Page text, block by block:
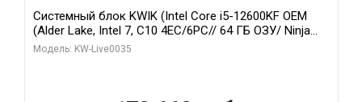
Системный блок KWIK (Intel Core i5-12600KF OEM
(Alder Lake, Intel 7, C10 4EC/6PC// 64 ГБ ОЗУ/ Ninja
Sinotex GTX1650 4GB 128bit GDDR6 DVI DP HDMI 2/
Модель: KW-Live0035